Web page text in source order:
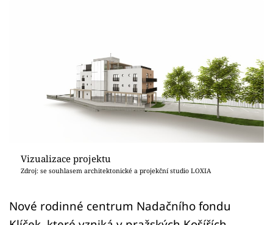
Sledujte prima+
Přihlášení
Sledujte nás
Vizualizace projektu
Zdroj: se souhlasem architektonické a projekční studio LOXIA
Nové rodinné centrum Nadačního fondu